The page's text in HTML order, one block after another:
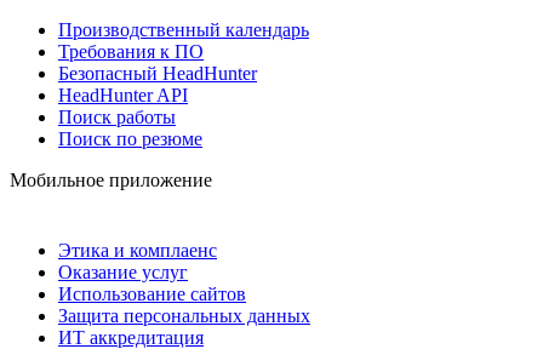
Производственный календарь
Требования к ПО
Безопасный HeadHunter
HeadHunter API
Поиск работы
Поиск по резюме
Мобильное приложение
Этика и комплаенс
Оказание услуг
Использование сайтов
Защита персональных данных
ИТ аккредитация